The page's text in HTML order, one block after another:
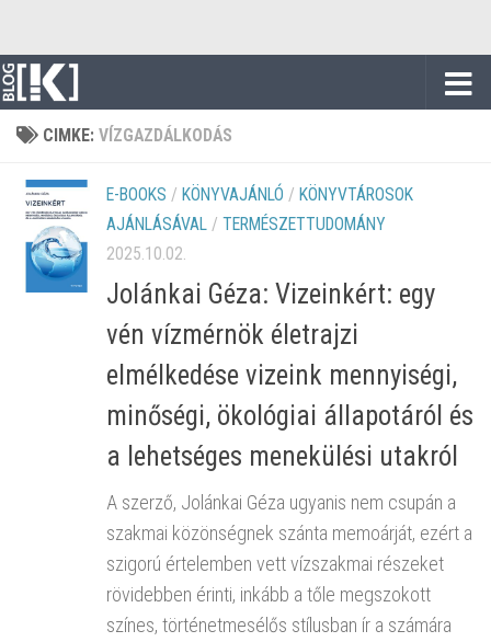
CIMKE: VÍZGAZDÁLKODÁS
E-BOOKS / KÖNYVAJÁNLÓ / KÖNYVTÁROSOK
AJÁNLÁSÁVAL / TERMÉSZETTUDOMÁNY
2025.10.02.
Jolánkai Géza: Vizeinkért: egy
vén vízmérnök életrajzi
elmélkedése vizeink mennyiségi,
minőségi, ökológiai állapotáról és
a lehetséges menekülési utakról
A szerző, Jolánkai Géza ugyanis nem csupán a
szakmai közönségnek szánta memoárját, ezért a
szigorú értelemben vett vízszakmai részeket
rövidebben érinti, inkább a tőle megszokott
színes, történetmesélős stílusban ír a számára